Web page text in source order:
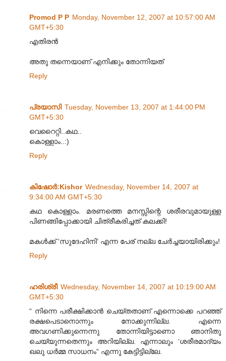
Promod P P Monday, November 12, 2007 at 10:57:00 AM
GMT+5:30
എതിരന്‍
അതു തന്നെയാണ് എനിക്കും തോന്നിയത്
Reply
പ്രയാസി Tuesday, November 13, 2007 at 1:44:00 PM
GMT+5:30
വെറൈറ്റി..കഥ..
കൊള്ളാം..:)
Reply
കിഷോർ‍:Kishor Wednesday, November 14, 2007 at
9:34:00 AM GMT+5:30
കഥ കൊള്ളാം. മരണത്തെ മനസ്സിന്റെ ശരീരവുമായുള്ള
പിണങ്ങിപ്പോക്കായി ചിത്രീകരിച്ചത് കലക്കി!
മകള്‍ക്ക് ‘സുദേഹിനി’ എന്ന പേര് നല്ല ചേര്‍ച്ചയായിരിക്കും!
Reply
ഹരിശ്രീ Wednesday, November 14, 2007 at 10:19:00 AM
GMT+5:30
“ നിന്നെ പരീക്ഷിക്കാന്‍ ചെയ്തതാണ് എന്നൊക്കെ പറഞ്ഞ്
രക്ഷപെടാനൊന്നും നോക്കുന്നില്ല. എന്നെ
അവഗണിക്കുന്നെന്നു തോന്നിയിട്ടാണൊ ഞാനിതു
ചെയ്യുന്നതെന്നും അറിയില്ല. എന്നാലും ‘ശരീരമാദ്യം
ഖലു ധര്‍മ്മ സാധനം“ എന്നു കേട്ടിട്ടില്ലേ.